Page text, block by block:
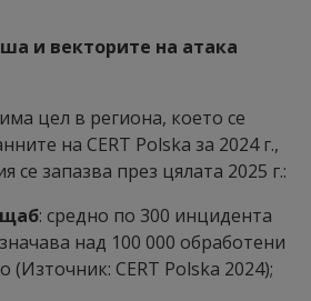
и векторите на атака
цел в региона, което се
на CERT Polska за 2024 г.,
се запазва през цялата 2025 г.:
: средно по 300 инцидента
над 100 000 обработени
(Източник: CERT Polska 2024);